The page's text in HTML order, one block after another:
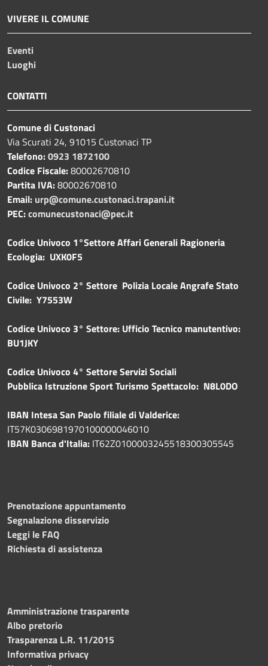
VIVERE IL COMUNE
Eventi
Luoghi
CONTATTI
Comune di Custonaci
Via Scurati 24, 91015 Custonaci TP
Telefono:0923 1872100
Codice Fiscale:80002670810
Partita IVA:80002670810
Email: urp@comune.custonaci.trapani.it
PEC:comunecustonaci@pec.it
Codice Univoco 1°Settore Affari Generali Ragioneria
Ecologia: UXK0F5
Codice Univoco 2° Settore Polizia Locale Angrafe Stato
Civile: Y7553W
Codice Univoco 3° Settore: Ufficio Tecnico manutentivo:
BU1JKY
Codice Univoco 4° Settore Servizi Sociali
Pubblica Istruzione Sport Turismo Spettacolo: N8L0DO
IBAN Intesa San Paolo filiale di Valderice:
IT57K0306981970100000046010
IBAN Banca d'Italia: IT62Z0100003245518300305545
Prenotazione appuntamento
Segnalazione disservizio
Leggi le FAQ
Richiesta di assistenza
Amministrazione trasparente
Albo pretorio
Trasparenza L.R. 11/2015
Informativa privacy